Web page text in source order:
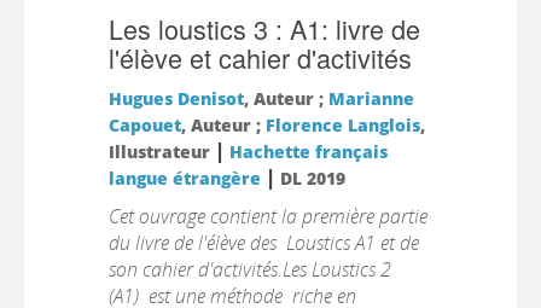
Les loustics 3 : A1: livre de
l'élève et cahier d'activités
Hugues Denisot, Auteur ; Marianne
Capouet, Auteur ; Florence Langlois,
Illustrateur | Hachette français
langue étrangère | DL 2019
Cet ouvrage contient la première partie
du livre de l'élève des Loustics A1 et de
son cahier d'activités.Les Loustics 2
(A1) est une méthode riche en